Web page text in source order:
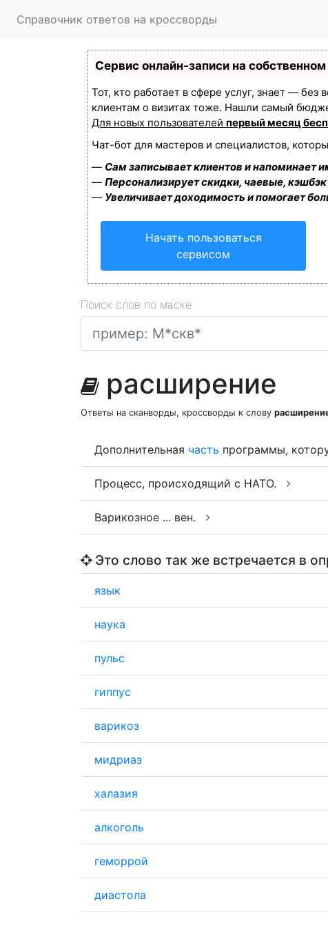
Справочник ответов на кроссворды
Сервис онлайн-записи на
Тот, кто работает в сфере услуг, знает —
клиентам о визитах тоже. Нашли самый
Для новых пользователей первый месяц
Чат-бот для мастеров и специалистов,
— Сам записывает клиентов и напоминает
— Персонализирует скидки, чаевые,
— Увеличивает доходимость и помогает
Начать пользоваться
сервисом
Поиск слов по маске
расширение
Ответы на сканворды, кроссворды к слову
Дополнительная часть программы,
Процесс, происходящий с НАТО.
Варикозное ... вен.
Это слово так же встречается в
язык
наука
пульс
гиппус
варикоз
мидриаз
халазия
алкоголь
геморрой
диастола